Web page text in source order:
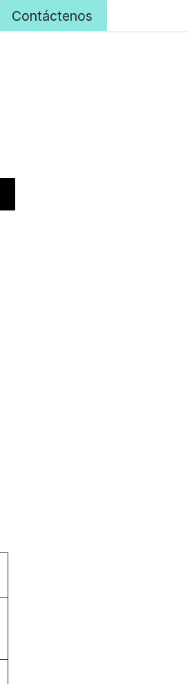
Contáctenos